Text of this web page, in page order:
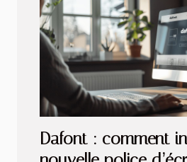
Dafont : comment